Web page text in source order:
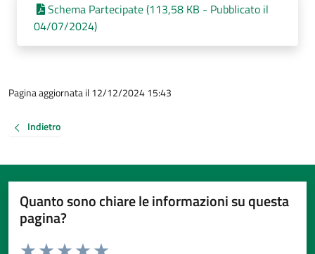
Schema Partecipate (113,58 KB - Pubblicato il
04/07/2024)
Pagina aggiornata il 12/12/2024 15:43
Indietro
Quanto sono chiare le informazioni su questa
pagina?
Valuta da 1 a 5 stelle la pagina